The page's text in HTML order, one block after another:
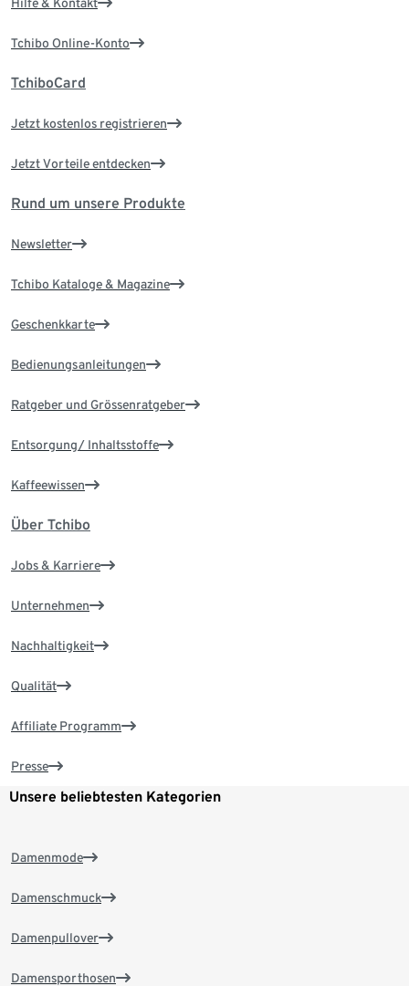
Tchibo Online-Konto
TchiboCard
Jetzt kostenlos registrieren
Jetzt Vorteile entdecken
Rund um unsere Produkte
Newsletter
Tchibo Kataloge & Magazine
Geschenkkarte
Bedienungsanleitungen
Ratgeber und Grössenratgeber
Entsorgung/ Inhaltsstoffe
Kaffeewissen
Über Tchibo
Jobs & Karriere
Unternehmen
Nachhaltigkeit
Qualität
Affiliate Programm
Presse
Unsere beliebtesten Kategorien
Damenmode
Damenschmuck
Damenpullover
Damensporthosen